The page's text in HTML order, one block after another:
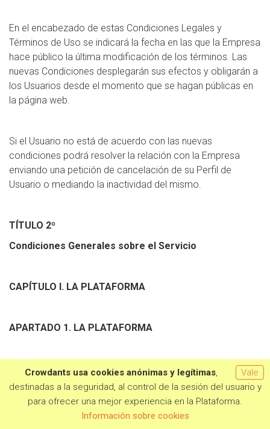
En el encabezado de estas Condiciones Legales y
Términos de Uso se indicará la fecha en las que la Empresa
hace público la última modificación de los términos. Las
nuevas Condiciones desplegarán sus efectos y obligarán a
los Usuarios desde el momento que se hagan públicas en
la página web.
Si el Usuario no está de acuerdo con las nuevas
condiciones podrá resolver la relación con la Empresa
enviando una petición de cancelación de su Perfil de
Usuario o mediando la inactividad del mismo.
TÍTULO 2º
Condiciones Generales sobre el Servicio
CAPÍTULO I. LA PLATAFORMA
APARTADO 1. LA PLATAFORMA
La Plataforma del Usuario Titular tiene como finalidad el
alojamiento de Proyectos que serán financiados de
manera colectiva mediante las aportaciones dinerarias que
se hayan comprometido a realizar los Usuarios Aportantes.
Vale
Crowdants usa cookies anónimas y legítimas,
destinadas a la seguridad, al control de la sesión del usuario y
para ofrecer una mejor experiencia en la Plataforma.
Información sobre cookies